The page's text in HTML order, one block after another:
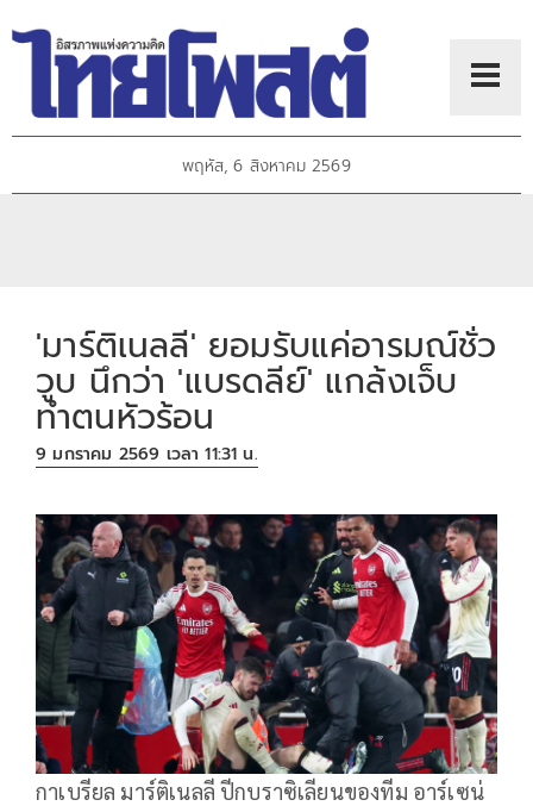
พฤหัส, 6 สิงหาคม 2569
'มาร์ติเนลลี' ยอมรับแค่อารมณ์ชั่ว
วูบ นึกว่า 'แบรดลีย์' แกล้งเจ็บ
ทำตนหัวร้อน
9 มกราคม 2569 เวลา 11:31 น.
กาเบรียล มาร์ติเนลลี ปีกบราซิเลียนของทีม อาร์เซน่